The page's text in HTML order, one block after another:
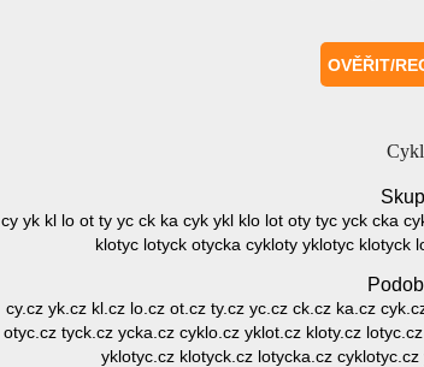
cy yk kl lo ot ty yc ck ka cyk ykl klo lot oty tyc yck cka
klotyc lotyck otycka cykloty yklotyc klotyck
cy.cz yk.cz kl.cz lo.cz ot.cz ty.cz yc.cz ck.cz ka.cz
otyc.cz tyck.cz ycka.cz cyklo.cz yklot.cz kloty.cz
yklotyc.cz klotyck.cz lotycka.cz